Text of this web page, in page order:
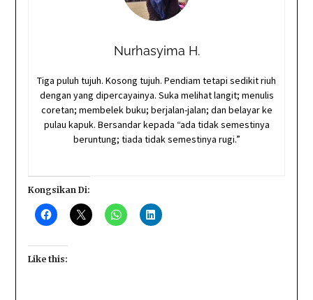
Nurhasyima H.
Tiga puluh tujuh. Kosong tujuh. Pendiam tetapi sedikit riuh
dengan yang dipercayainya. Suka melihat langit; menulis
coretan; membelek buku; berjalan-jalan; dan belayar ke
pulau kapuk. Bersandar kepada “ada tidak semestinya
beruntung; tiada tidak semestinya rugi.”
Kongsikan Di:
Like this: